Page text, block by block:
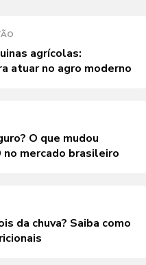
agrícolas:
atuar no agro moderno
O que mudou
no mercado brasileiro
da chuva? Saiba como